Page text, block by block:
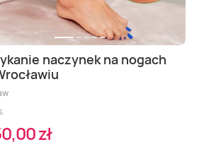
naczynek na nogach
zł